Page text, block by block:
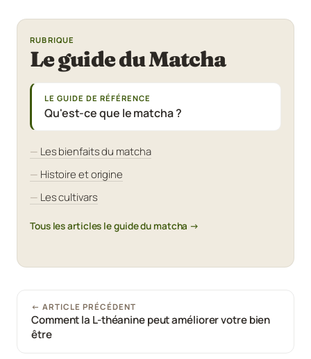
RUBRIQUE
Le guide du Matcha
LE GUIDE DE RÉFÉRENCE
Qu'est-ce que le matcha ?
Les bienfaits du matcha
Histoire et origine
Les cultivars
Tous les articles le guide du matcha →
← ARTICLE PRÉCÉDENT
Comment la L-théanine peut améliorer votre bien
être